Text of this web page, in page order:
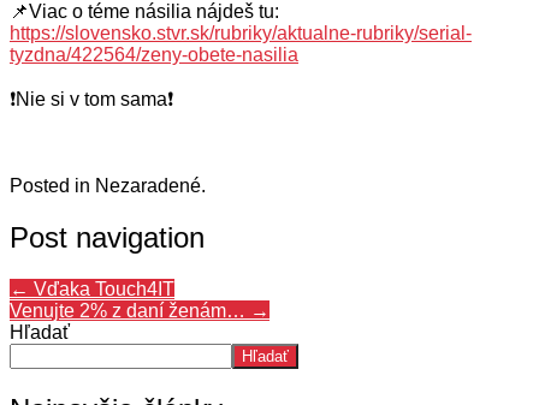
📌Viac o téme násilia nájdeš tu:
https://slovensko.stvr.sk/rubriky/aktualne-rubriky/serial-
tyzdna/422564/zeny-obete-nasilia
❗Nie si v tom sama❗
Posted in Nezaradené.
Post navigation
← Vďaka Touch4IT
Venujte 2% z daní ženám… →
Hľadať
Hľadať